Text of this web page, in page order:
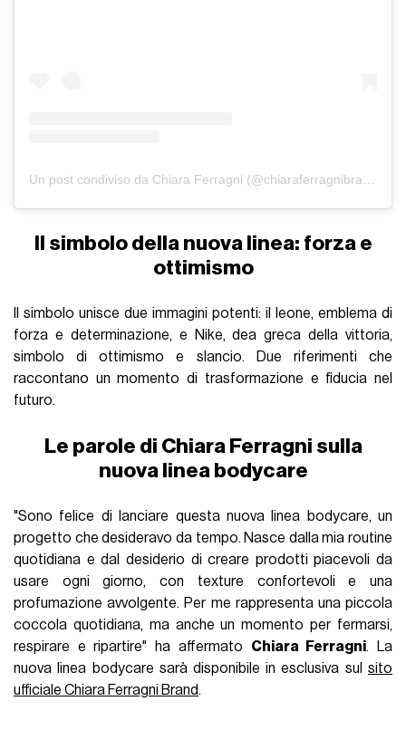
Il simbolo della nuova linea: forza e
ottimismo
Il simbolo unisce due immagini potenti: il leone, emblema di
forza e determinazione, e Nike, dea greca della vittoria,
simbolo di ottimismo e slancio. Due riferimenti che
raccontano un momento di trasformazione e fiducia nel
futuro.
Le parole di Chiara Ferragni sulla
nuova linea bodycare
"Sono felice di lanciare questa nuova linea bodycare, un
progetto che desideravo da tempo. Nasce dalla mia routine
quotidiana e dal desiderio di creare prodotti piacevoli da
usare ogni giorno, con texture confortevoli e una
profumazione avvolgente. Per me rappresenta una piccola
coccola quotidiana, ma anche un momento per fermarsi,
respirare e ripartire" ha affermato Chiara Ferragni. La
nuova linea bodycare sarà disponibile in esclusiva sul sito
ufficiale Chiara Ferragni Brand.